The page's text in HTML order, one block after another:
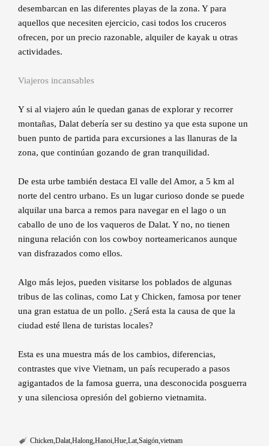
desembarcan en las diferentes playas de la zona. Y para
aquellos que necesiten ejercicio, casi todos los cruceros
ofrecen, por un precio razonable, alquiler de kayak u otras
actividades.
Viajeros incansables
Y si al viajero aún le quedan ganas de explorar y recorrer
montañas, Dalat debería ser su destino ya que esta supone un
buen punto de partida para excursiones a las llanuras de la
zona, que continúan gozando de gran tranquilidad.
De esta urbe también destaca El valle del Amor, a 5 km al
norte del centro urbano. Es un lugar curioso donde se puede
alquilar una barca a remos para navegar en el lago o un
caballo de uno de los vaqueros de Dalat. Y no, no tienen
ninguna relación con los cowboy norteamericanos aunque
van disfrazados como ellos.
Algo más lejos, pueden visitarse los poblados de algunas
tribus de las colinas, como Lat y Chicken, famosa por tener
una gran estatua de un pollo. ¿Será esta la causa de que la
ciudad esté llena de turistas locales?
Esta es una muestra más de los cambios, diferencias,
contrastes que vive Vietnam, un país recuperado a pasos
agigantados de la famosa guerra, una desconocida posguerra
y una silenciosa opresión del gobierno vietnamita.
Chicken Dalat Halong Hanoi Hue Lat Saigón vietnam